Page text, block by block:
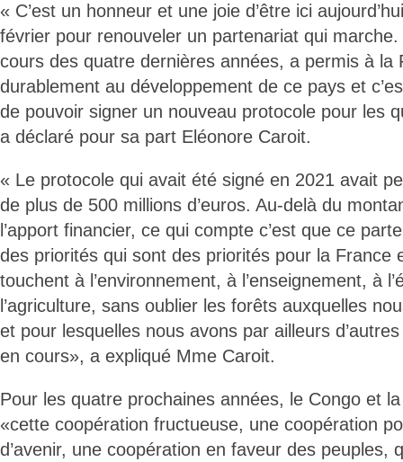
« C’est un honneur et une joie d’être ici
février pour renouveler un partenariat qui
cours des quatre dernières années, a permis à la
durablement au développement de ce pays et
de pouvoir signer un nouveau protocole pour les
a déclaré pour sa part Eléonore Caroit.
« Le protocole qui avait été signé en 2021 avait
de plus de 500 millions d’euros. Au-delà du
l’apport financier, ce qui compte c’est que ce
des priorités qui sont des priorités pour la France
touchent à l’environnement, à l’enseignement, à
l’agriculture, sans oublier les forêts auxquelles
et pour lesquelles nous avons par ailleurs
en cours», a expliqué Mme Caroit.
Pour les quatre prochaines années, le Congo et
«cette coopération fructueuse, une coopération
d’avenir, une coopération en faveur des peuples,